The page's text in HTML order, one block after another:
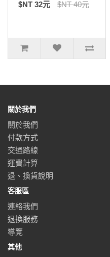
$NT 32元 $NT 40元
關於我們
關於我們
付款方式
交通路線
運費計算
退、換貨說明
客服區
連絡我們
退換服務
導覽
其他